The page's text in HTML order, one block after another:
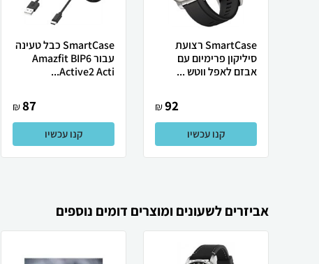
SmartCase רצועת
סיליקון פרימיום עם
אבזם לאפל ווטש ...
92
₪
קנו עכשיו
SmartCase כבל טעינה
עבור Amazfit BIP6
Active2 Acti...
87
₪
קנו עכשיו
אביזרים לשעונים ומוצרים דומים נוספים